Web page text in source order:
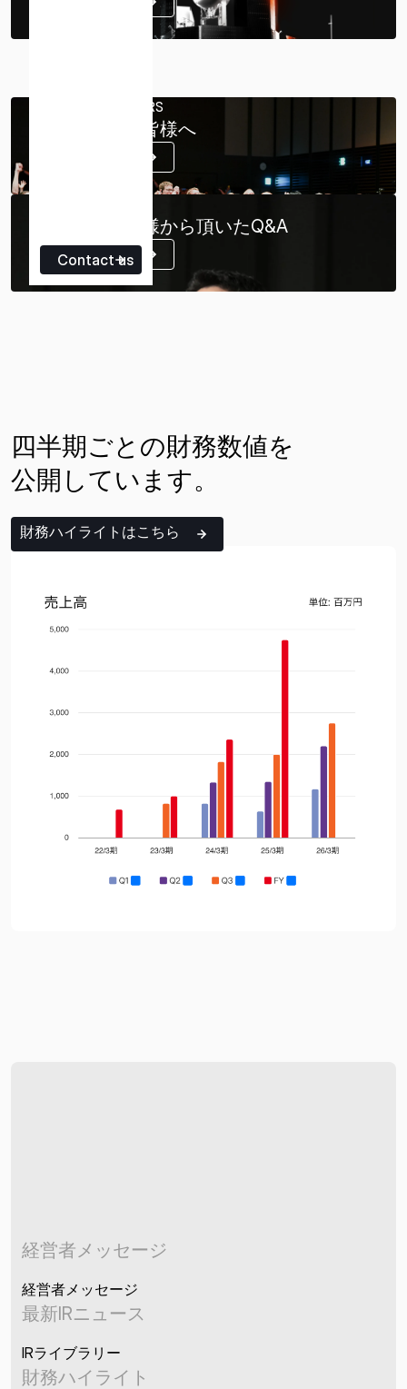
Contact us
NEW INVESTORS
新規投資家の皆様へ
株主・投資家様から頂いたQ&A
詳細はこちら
四半期ごとの財務数値を
公開しています。
財務ハイライトはこちら
経営者メッセージ
経営者メッセージ
最新IRニュース
IRライブラリー
財務ハイライト